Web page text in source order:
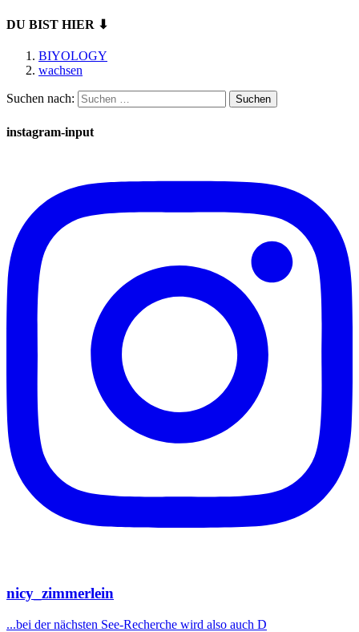
DU BIST HIER ⬇
BIYOLOGY
wachsen
Suchen nach:
instagram-input
nicy_zimmerlein
...bei der nächsten See-Recherche wird also auch D